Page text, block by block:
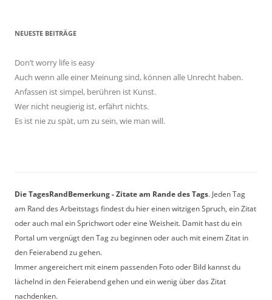
NEUESTE BEITRÄGE
Don’t worry life is easy
Auch wenn alle einer Meinung sind, können alle Unrecht haben.
Anfassen ist simpel, berühren ist Kunst.
Wer nicht neugierig ist, erfährt nichts.
Es ist nie zu spät, um zu sein, wie man will.
Die TagesRandBemerkung - Zitate am Rande des Tags. Jeden Tag
am Rand des Arbeitstags findest du hier einen witzigen Spruch, ein Zitat
oder auch mal ein Sprichwort oder eine Weisheit. Damit hast du ein
Portal um vergnügt den Tag zu beginnen oder auch mit einem Zitat in
den Feierabend zu gehen.
Immer angereichert mit einem passenden Foto oder Bild kannst du
lächelnd in den Feierabend gehen und ein wenig über das Zitat
nachdenken.